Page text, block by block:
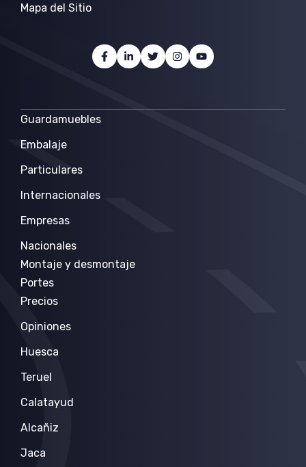
Mapa del Sitio
Guardamuebles
Embalaje
Particulares
Internacionales
Empresas
Nacionales
Montaje y desmontaje
Portes
Precios
Opiniones
Huesca
Teruel
Calatayud
Alcañiz
Jaca